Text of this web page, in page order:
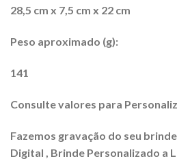
28,5 cm x 7,5 cm x 22 cm
Peso aproximado (g):
141
Consulte valores para
Fazemos gravação do seu
Digital , Brinde Personalizado a